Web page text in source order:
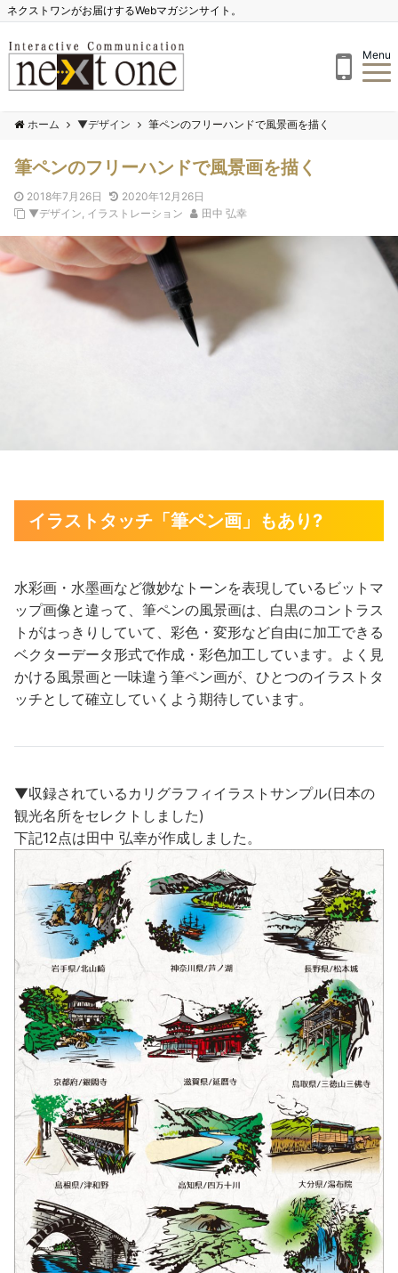
ネクストワンがお届けするWebマガジンサイト。
Menu
ホーム ▼デザイン 筆ペンのフリーハンドで風景画を描く
筆ペンのフリーハンドで風景画を描く
2018年7月26日
2020年12月26日
▼デザイン, イラストレーション 田中 弘幸
イラストタッチ「筆ペン画」もあり?
水彩画・水墨画など微妙なトーンを表現しているビットマ
ップ画像と違って、筆ペンの風景画は、白黒のコントラス
トがはっきりしていて、彩色・変形など自由に加工できる
ベクターデータ形式で作成・彩色加工しています。よく見
かける風景画と一味違う筆ペン画が、ひとつのイラストタ
ッチとして確立していくよう期待しています。
▼収録されているカリグラフィイラストサンプル(日本の
観光名所をセレクトしました)
下記12点は田中 弘幸が作成しました。